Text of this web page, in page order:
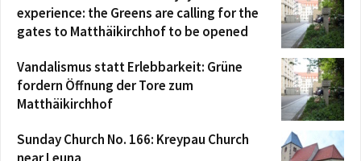
experience: the Greens are calling for the
gates to Matthäikirchhof to be opened
Vandalismus statt Erlebbarkeit: Grüne
fordern Öffnung der Tore zum
Matthäikirchhof
Sunday Church No. 166: Kreypau Church
near Leuna